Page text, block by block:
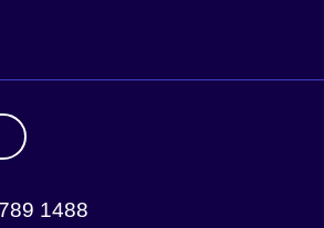
1488